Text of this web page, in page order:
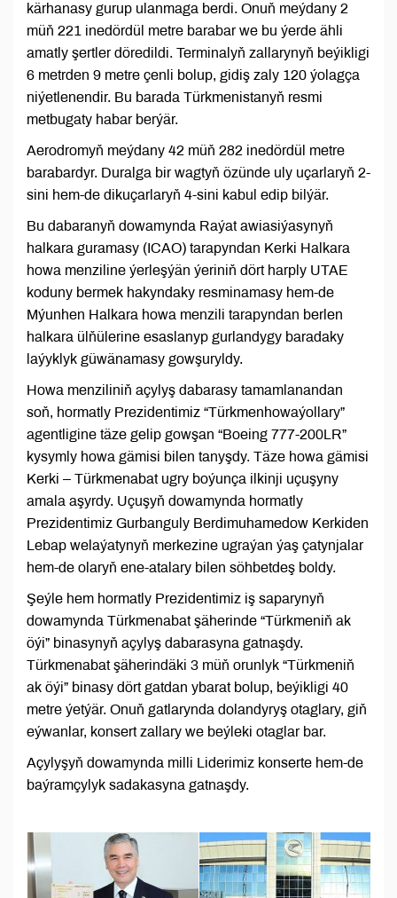
kärhanasy gurup ulanmaga berdi. Onuň meýdany 2
müň 221 inedördül metre barabar we bu ýerde ähli
amatly şertler döredildi. Terminalyň zallarynyň beýikligi
6 metrden 9 metre çenli bolup, gidiş zaly 120 ýolagça
niýetlenendir. Bu barada Türkmenistanyň resmi
metbugaty habar berýär.
Aerodromyň meýdany 42 müň 282 inedördül metre
barabardyr. Duralga bir wagtyň özünde uly uçarlaryň 2-
sini hem-de dikuçarlaryň 4-sini kabul edip bilýär.
Bu dabaranyň dowamynda Raýat awiasiýasynyň
halkara guramasy (ICAO) tarapyndan Kerki Halkara
howa menziline ýerleşýän ýeriniň dört harply UTAE
koduny bermek hakyndaky resminamasy hem-de
Mýunhen Halkara howa menzili tarapyndan berlen
halkara ülňülerine esaslanyp gurlandygy baradaky
laýyklyk güwänamasy gowşuryldy.
Howa menziliniň açylyş dabarasy tamamlanandan
soň, hormatly Prezidentimiz “Türkmenhowaýollary”
agentligine täze gelip gowşan “Boeing 777-200LR”
kysymly howa gämisi bilen tanyşdy. Täze howa gämisi
Kerki – Türkmenabat ugry boýunça ilkinji uçuşyny
amala aşyrdy. Uçuşyň dowamynda hormatly
Prezidentimiz Gurbanguly Berdimuhamedow Kerkiden
Lebap welaýatynyň merkezine ugraýan ýaş çatynjalar
hem-de olaryň ene-atalary bilen söhbetdeş boldy.
Şeýle hem hormatly Prezidentimiz iş saparynyň
dowamynda Türkmenabat şäherinde “Türkmeniň ak
öýi” binasynyň açylyş dabarasyna gatnaşdy.
Türkmenabat şäherindäki 3 müň orunlyk “Türkmeniň
ak öýi” binasy dört gatdan ybarat bolup, beýikligi 40
metre ýetýär. Onuň gatlarynda dolandyryş otaglary, giň
eýwanlar, konsert zallary we beýleki otaglar bar.
Açylyşyň dowamynda milli Liderimiz konserte hem-de
baýramçylyk sadakasyna gatnaşdy.